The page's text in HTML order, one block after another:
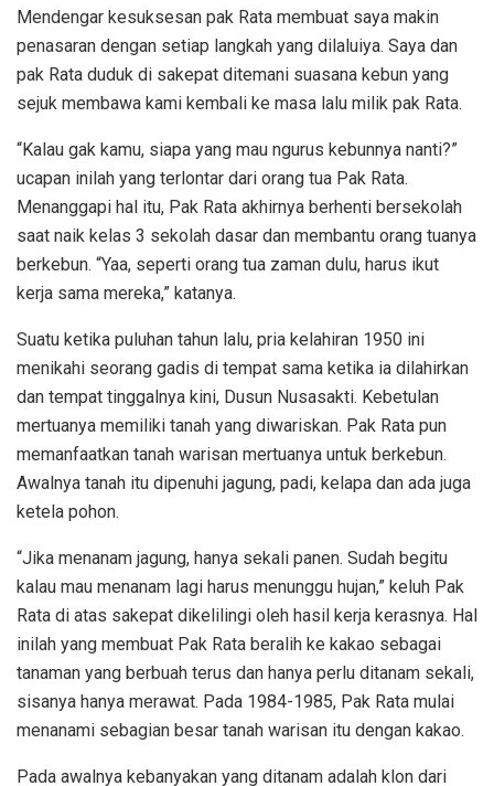
Mendengar kesuksesan pak Rata membuat saya makin
penasaran dengan setiap langkah yang dilaluiya. Saya dan
pak Rata duduk di sakepat ditemani suasana kebun yang
sejuk membawa kami kembali ke masa lalu milik pak Rata.
“Kalau gak kamu, siapa yang mau ngurus kebunnya nanti?”
ucapan inilah yang terlontar dari orang tua Pak Rata.
Menanggapi hal itu, Pak Rata akhirnya berhenti bersekolah
saat naik kelas 3 sekolah dasar dan membantu orang tuanya
berkebun. “Yaa, seperti orang tua zaman dulu, harus ikut
kerja sama mereka,” katanya.
Suatu ketika puluhan tahun lalu, pria kelahiran 1950 ini
menikahi seorang gadis di tempat sama ketika ia dilahirkan
dan tempat tinggalnya kini, Dusun Nusasakti. Kebetulan
mertuanya memiliki tanah yang diwariskan. Pak Rata pun
memanfaatkan tanah warisan mertuanya untuk berkebun.
Awalnya tanah itu dipenuhi jagung, padi, kelapa dan ada juga
ketela pohon.
“Jika menanam jagung, hanya sekali panen. Sudah begitu
kalau mau menanam lagi harus menunggu hujan,” keluh Pak
Rata di atas sakepat dikelilingi oleh hasil kerja kerasnya. Hal
inilah yang membuat Pak Rata beralih ke kakao sebagai
tanaman yang berbuah terus dan hanya perlu ditanam sekali,
sisanya hanya merawat. Pada 1984-1985, Pak Rata mulai
menanami sebagian besar tanah warisan itu dengan kakao.
Pada awalnya kebanyakan yang ditanam adalah klon dari